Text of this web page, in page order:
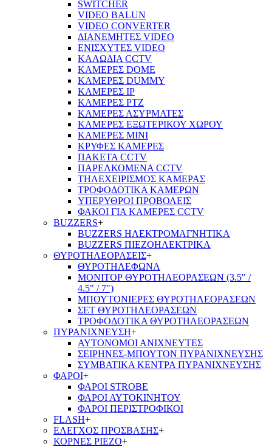
SWITCHER
VIDEO BALUN
VIDEO CONVERTER
ΔΙΑΝΕΜΗΤΕΣ VIDEO
ΕΝΙΣΧΥΤΕΣ VIDEO
ΚΑΛΩΔΙΑ CCTV
ΚΑΜΕΡΕΣ DOME
ΚΑΜΕΡΕΣ DUMMY
ΚΑΜΕΡΕΣ IP
ΚΑΜΕΡΕΣ PTZ
ΚΑΜΕΡΕΣ ΑΣΥΡΜΑΤΕΣ
ΚΑΜΕΡΕΣ ΕΞΩΤΕΡΙΚΟΥ ΧΩΡΟΥ
ΚΑΜΕΡΕΣ ΜΙΝΙ
ΚΡΥΦΕΣ ΚΑΜΕΡΕΣ
ΠΑΚΕΤΑ CCTV
ΠΑΡΕΛΚΟΜΕΝΑ CCTV
ΤΗΛΕΧΕΙΡΙΣΜΟΣ ΚΑΜΕΡΑΣ
ΤΡΟΦΟΔΟΤΙΚΑ ΚΑΜΕΡΩΝ
ΥΠΕΡΥΘΡΟΙ ΠΡΟΒΟΛΕΙΣ
ΦΑΚΟΙ ΓΙΑ ΚΑΜΕΡΕΣ CCTV
BUZZERS+
BUZZERS ΗΛΕΚΤΡΟΜΑΓΝΗΤΙΚΑ
BUZZERS ΠΙΕΖΟΗΛΕΚΤΡΙΚΑ
ΘΥΡΟΤΗΛΕΟΡΑΣΕΙΣ+
ΘΥΡΟΤΗΛΕΦΩΝΑ
ΜΟΝΙΤΟΡ ΘΥΡΟΤΗΛΕΟΡΑΣΕΩΝ (3.5" /
4.5" / 7")
ΜΠΟΥΤΟΝΙΕΡΕΣ ΘΥΡΟΤΗΛΕΟΡΑΣΕΩΝ
ΣΕΤ ΘΥΡΟΤΗΛΕΟΡΑΣΕΩΝ
ΤΡΟΦΟΔΟΤΙΚΑ ΘΥΡΟΤΗΛΕΟΡΑΣΕΩΝ
ΠΥΡΑΝΙΧΝΕΥΣΗ+
ΑΥΤΟΝΟΜΟΙ ΑΝΙΧΝΕΥΤΕΣ
ΣΕΙΡΗΝΕΣ-ΜΠΟΥΤΟΝ ΠΥΡΑΝΙΧΝΕΥΣΗΣ
ΣΥΜΒΑΤΙΚΑ ΚΕΝΤΡΑ ΠΥΡΑΝΙΧΝΕΥΣΗΣ
ΦΑΡΟΙ+
ΦΑΡΟΙ STROBE
ΦΑΡΟΙ ΑΥΤΟΚΙΝΗΤΟΥ
ΦΑΡΟΙ ΠΕΡΙΣΤΡΟΦΙΚΟΙ
FLASH+
ΕΛΕΓΧΟΣ ΠΡΟΣΒΑΣΗΣ+
ΚΟΡΝΕΣ PIEZO+